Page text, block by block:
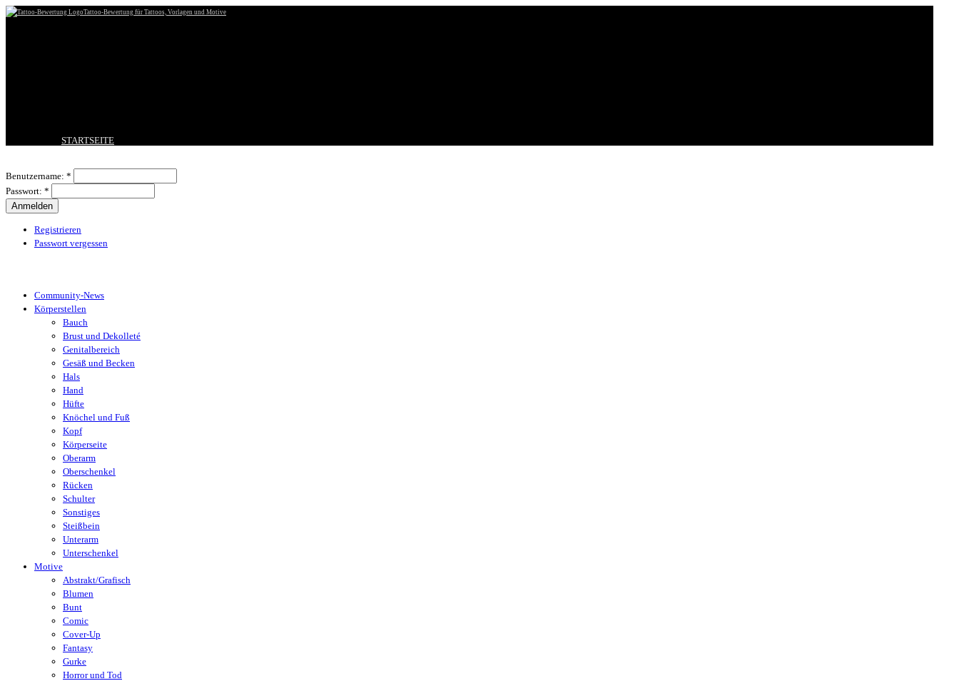
Tattoo-Bewertung für Tattoos, Vorlagen und Motive
STARTSEITE
BESTE TATTOOS
NEUESTE TATTOOS
Benutzername: *
Passwort: *
Registrieren
Passwort vergessen
Community-News
Körperstellen
Bauch
Brust und Dekolleté
Genitalbereich
Gesäß und Becken
Hals
Hand
Hüfte
Knöchel und Fuß
Kopf
Körperseite
Oberarm
Oberschenkel
Rücken
Schulter
Sonstiges
Steißbein
Unterarm
Unterschenkel
Motive
Abstrakt/Grafisch
Blumen
Bunt
Comic
Cover-Up
Fantasy
Gurke
Horror und Tod